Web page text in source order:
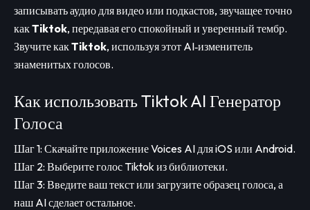
записывать аудио для видео или подкастов, звучащее точно
какTiktok, передавая его спокойный и уверенный тембр.
Звучите какTiktok, используя этот AI‑изменитель
знаменитых голосов.
Как использовать Tiktok AI Генератор
Голоса
Шаг 1: Скачайте приложение Voices AI для iOS или Android.
Шаг 2: Выберите голос Tiktok из библиотеки.
Шаг 3: Введите ваш текст или загрузите образец голоса, а
наш AI сделает остальное.